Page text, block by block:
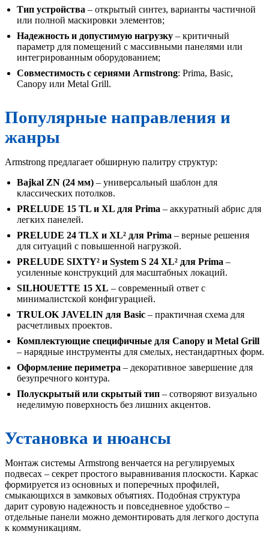
Тип устройства – открытый синтез, варианты частичной
или полной маскировки элементов;
Надежность и допустимую нагрузку – критичный
параметр для помещений с массивными панелями или
интегрированным оборудованием;
Совместимость с сериями Armstrong: Prima, Basic,
Canopy или Metal Grill.
Популярные направления и
жанры
Armstrong предлагает обширную палитру структур:
Bajkal ZN (24 мм) – универсальный шаблон для
классических потолков.
PRELUDE 15 TL и XL для Prima – аккуратный абрис для
легких панелей.
PRELUDE 24 TLX и XL² для Prima – верные решения
для ситуаций с повышенной нагрузкой.
PRELUDE SIXTY² и System S 24 XL² для Prima –
усиленные конструкций для масштабных локаций.
SILHOUETTE 15 XL – современный ответ с
минималистской конфигурацией.
TRULOK JAVELIN для Basic – практичная схема для
расчетливых проектов.
Комплектующие специфичные для Canopy и Metal Grill
– нарядные инструменты для смелых, нестандартных форм.
Оформление периметра – декоративное завершение для
безупречного контура.
Полускрытый или скрытый тип – сотворяют визуально
неделимую поверхность без лишних акцентов.
Установка и нюансы
Монтаж системы Armstrong венчается на регулируемых
подвесах – секрет простого выравнивания плоскости. Каркас
формируется из основных и поперечных профилей,
смыкающихся в замковых объятиях. Подобная структура
дарит суровую надежность и повседневное удобство –
отдельные панели можно демонтировать для легкого доступа
к коммуникациям.